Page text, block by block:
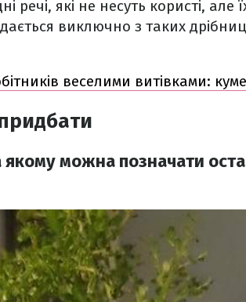
речі, які не несуть користі, але
виключно з таких
веселими витівками:
якому можна позначати